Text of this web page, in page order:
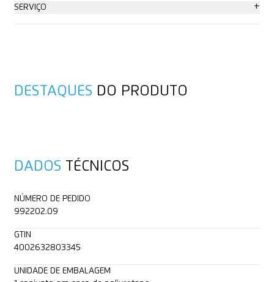
SERVIÇO +
DESTAQUES DO PRODUTO
DADOS TÉCNICOS
NÚMERO DE PEDIDO
992202.09
GTIN
4002632803345
UNIDADE DE EMBALAGEM